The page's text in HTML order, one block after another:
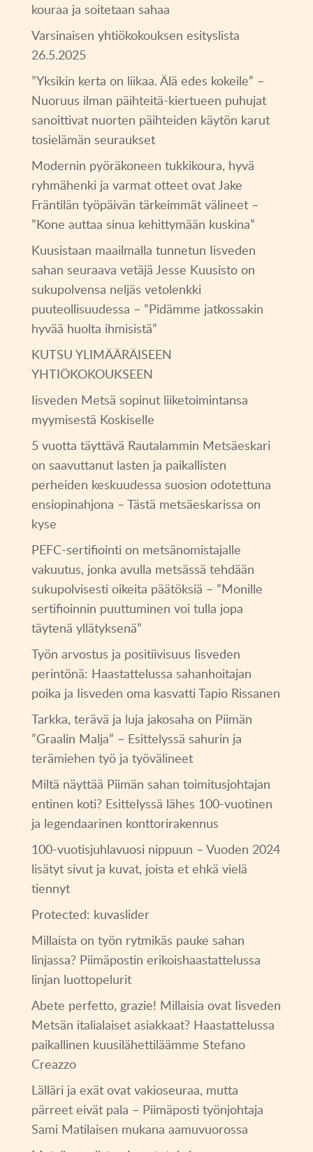
kouraa ja soitetaan sahaa
Varsinaisen yhtiökokouksen esityslista
26.5.2025
”Yksikin kerta on liikaa. Älä edes kokeile” –
Nuoruus ilman päihteitä-kiertueen puhujat
sanoittivat nuorten päihteiden käytön karut
tosielämän seuraukset
Modernin pyöräkoneen tukkikoura, hyvä
ryhmähenki ja varmat otteet ovat Jake
Fräntilän työpäivän tärkeimmät välineet –
”Kone auttaa sinua kehittymään kuskina”
Kuusistaan maailmalla tunnetun Iisveden
sahan seuraava vetäjä Jesse Kuusisto on
sukupolvensa neljäs vetolenkki
puuteollisuudessa – ”Pidämme jatkossakin
hyvää huolta ihmisistä”
KUTSU YLIMÄÄRÄISEEN
YHTIÖKOKOUKSEEN
Iisveden Metsä sopinut liiketoimintansa
myymisestä Koskiselle
5 vuotta täyttävä Rautalammin Metsäeskari
on saavuttanut lasten ja paikallisten
perheiden keskuudessa suosion odotettuna
ensiopinahjona – Tästä metsäeskarissa on
kyse
PEFC-sertifiointi on metsänomistajalle
vakuutus, jonka avulla metsässä tehdään
sukupolvisesti oikeita päätöksiä – ”Monille
sertifioinnin puuttuminen voi tulla jopa
täytenä yllätyksenä”
Työn arvostus ja positiivisuus Iisveden
perintönä: Haastattelussa sahanhoitajan
poika ja Iisveden oma kasvatti Tapio Rissanen
Tarkka, terävä ja luja jakosaha on Piimän
”Graalin Malja” – Esittelyssä sahurin ja
terämiehen työ ja työvälineet
Miltä näyttää Piimän sahan toimitusjohtajan
entinen koti? Esittelyssä lähes 100-vuotinen
ja legendaarinen konttorirakennus
100-vuotisjuhlavuosi nippuun – Vuoden 2024
lisätyt sivut ja kuvat, joista et ehkä vielä
tiennyt
Protected: kuvaslider
Millaista on työn rytmikäs pauke sahan
linjassa? Piimäpostin erikoishaastattelussa
linjan luottopelurit
Abete perfetto, grazie! Millaisia ovat Iisveden
Metsän italialaiset asiakkaat? Haastattelussa
paikallinen kuusilähettiläämme Stefano
Creazzo
Lälläri ja exät ovat vakioseuraa, mutta
pärreet eivät pala – Piimäposti työnjohtaja
Sami Matilaisen mukana aamuvuorossa